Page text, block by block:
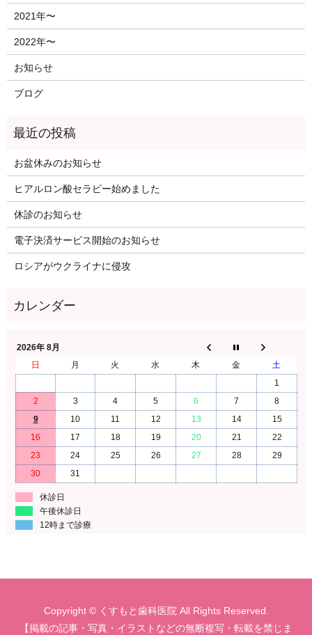
2021年〜
2022年〜
お知らせ
ブログ
お盆休みのお知らせ
ヒアルロン酸セラピー始めました
休診のお知らせ
電子決済サービス開始のお知らせ
ロシアがウクライナに侵攻
2026年 8月
日
月 火 水 木 金
土
1
2
3 4 5 6 7
8
9
10 11 12 13 14
15
16
17 18 19 20 21
22
23
24 25 26 27 28
29
30
31
休診日
午後休診日
12時まで診療
Copyright © くすもと歯科医院 All Rights Reserved.
【掲載の記事・写真・イラストなどの無断複写・転載を禁じま